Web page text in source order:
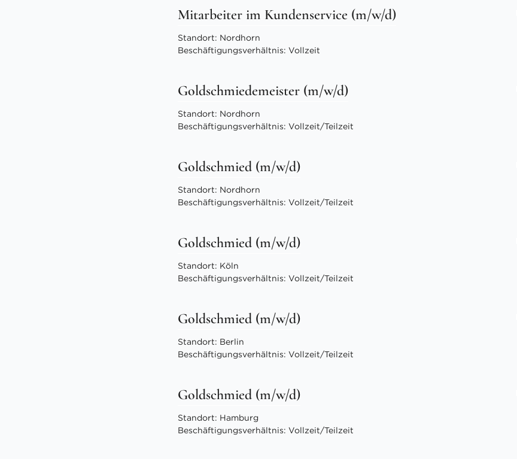
Mitarbeiter im Kundenservice (m/w/d)
Standort: Nordhorn
Beschäftigungsverhältnis: Vollzeit
Goldschmiedemeister (m/w/d)
Standort: Nordhorn
Beschäftigungsverhältnis: Vollzeit/Teilzeit
Goldschmied (m/w/d)
Standort: Nordhorn
Beschäftigungsverhältnis: Vollzeit/Teilzeit
Goldschmied (m/w/d)
Standort: Köln
Beschäftigungsverhältnis: Vollzeit/Teilzeit
Goldschmied (m/w/d)
Standort: Berlin
Beschäftigungsverhältnis: Vollzeit/Teilzeit
Goldschmied (m/w/d)
Standort: Hamburg
Beschäftigungsverhältnis: Vollzeit/Teilzeit